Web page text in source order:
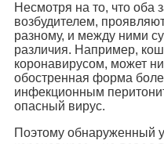
Несмотря на то, что оба
возбудителем,
разному, и между ними
различия. Например,
коронавирусом, может
обостренная форма
инфекционным
опасный вирус.
Поэтому обнаруженный